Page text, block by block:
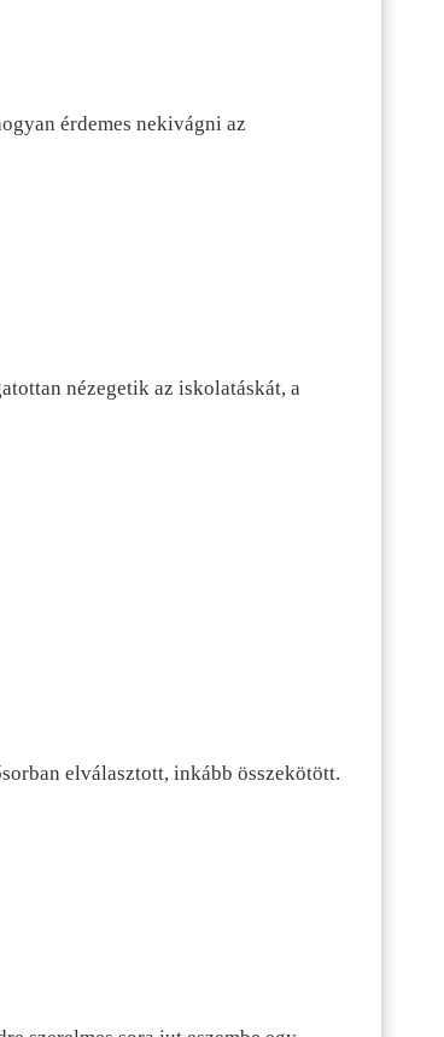
érdemes nekivágni az
nézegetik az iskolatáskát, a
elválasztott, inkább összekötött.